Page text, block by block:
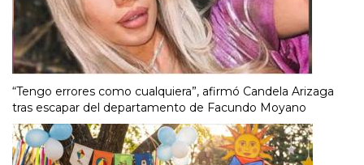
“Tengo errores como cualquiera”, afirmó Candela Arizaga
tras escapar del departamento de Facundo Moyano